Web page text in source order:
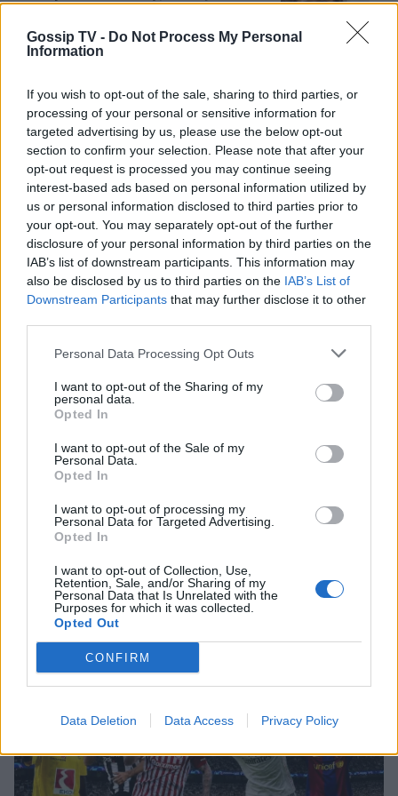
Gossip TV - Do Not Process My Personal
Information
If you wish to opt-out of the sale, sharing to third parties, or
processing of your personal or sensitive information for
targeted advertising by us, please use the below opt-out
section to confirm your selection. Please note that after your
opt-out request is processed you may continue seeing
interest-based ads based on personal information utilized by
us or personal information disclosed to third parties prior to
your opt-out. You may separately opt-out of the further
disclosure of your personal information by third parties on the
IAB’s list of downstream participants. This information may
also be disclosed by us to third parties on the IAB’s List of
Downstream Participants that may further disclose it to other
Personal Data Processing Opt Outs
I want to opt-out of the Sharing of my
personal data.
Opted In
I want to opt-out of the Sale of my
Personal Data.
Opted In
I want to opt-out of processing my
Personal Data for Targeted Advertising.
Opted In
I want to opt-out of Collection, Use,
Retention, Sale, and/or Sharing of my
Personal Data that Is Unrelated with the
Purposes for which it was collected.
Opted Out
CONFIRM
Data Deletion Data Access Privacy Policy
το πω γιατί έχω μεγαλώσει πια. Δεν
με ενδιαφέρει αν με παρεξηγήσουν»
SHOWBIZ
Η Ρούλα Κορομηλά μαγνητίζει τα
βλέμματα με το elegant chic look
της
SHOWBIZ
«Θα γίνετε ρόμπα…» - Ξέσπασε η
Ελένη Βουλγαράκη! Η οργισμένη
ανάρτηση
Βαρύ πένθος για την Ιρένε Τροστ–
Ραγίζουν καρδιές τα λόγια για τον
μπαμπά της: «Όλα φαντάζουν
μάταια»
Ακύλας: «Μέσα μου ψυχολογικά
ένιωσα περίεργα, τα συναισθήματα
«Κοινωνία Ώρα MEGA»: Βασίλης
Τσεκούρας και Τζωρτζίνα
Μαλλιαρόζη στην πρωινή
MEDIA
Γιώτα Κηπουρού: Επιστρέφει τελικά
ΟΛΕΣ ΟΙ ΕΙΔΗΣΕΙΣ
DPG NETWORK
Τουρίστας επιχείρησε να χρηματίσει υπάλληλο
επιχείρησης για του επιτρέψει να ασελγήσει σε
ανήλικη